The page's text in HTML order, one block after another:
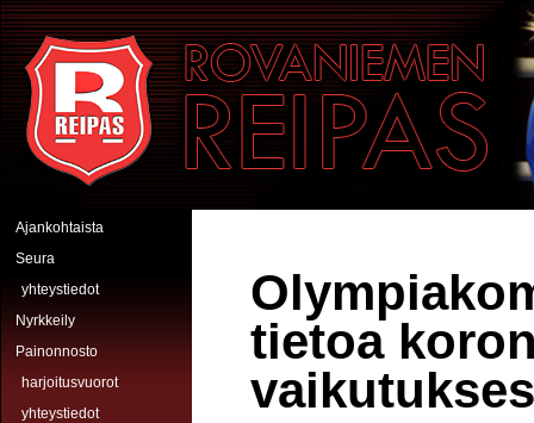
Hyppää pääsisältöön
Rovaniemen Reipas
Ajankohtaista
Seura
yhteystiedot
Nyrkkeily
Painonnosto
harjoitusvuorot
yhteystiedot
tietoa